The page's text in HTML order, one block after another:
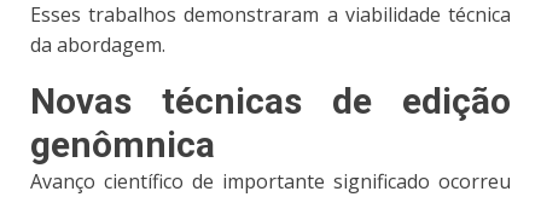
Esses trabalhos demonstraram a viabilidade técnica
da abordagem.
Novas técnicas de edição
genômnica
Avanço científico de importante significado ocorreu